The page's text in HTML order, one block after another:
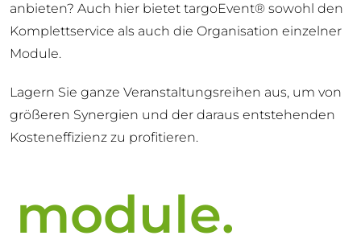
anbieten? Auch hier bietet targoEvent® sowohl den
Komplettservice als auch die Organisation einzelner
Module.
Lagern Sie ganze Veranstaltungsreihen aus, um von
größeren Synergien und der daraus entstehenden
Kosteneffizienz zu profitieren.
module.